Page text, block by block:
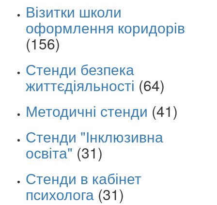
Візитки школи
оформлення коридорів
(156)
Стенди безпека
життєдіяльності (64)
Методичні стенди (41)
Стенди "Інклюзивна
освіта" (31)
Стенди в кабінет
психолога (31)